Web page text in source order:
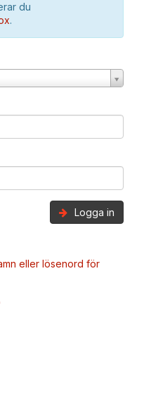
du
.
Logga in
eller lösenord för